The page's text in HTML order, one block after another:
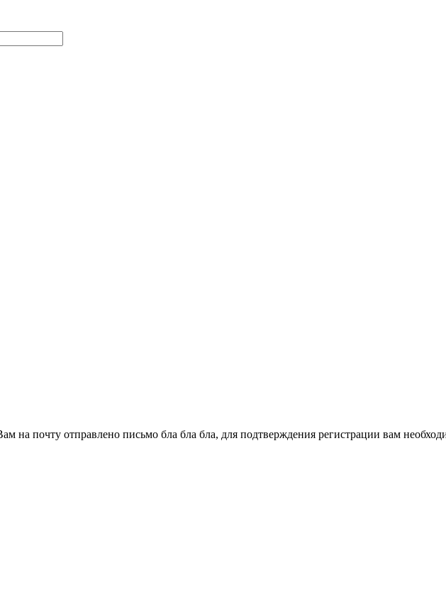
на почту отправлено письмо бла бла бла, для подтверждения регистрации вам